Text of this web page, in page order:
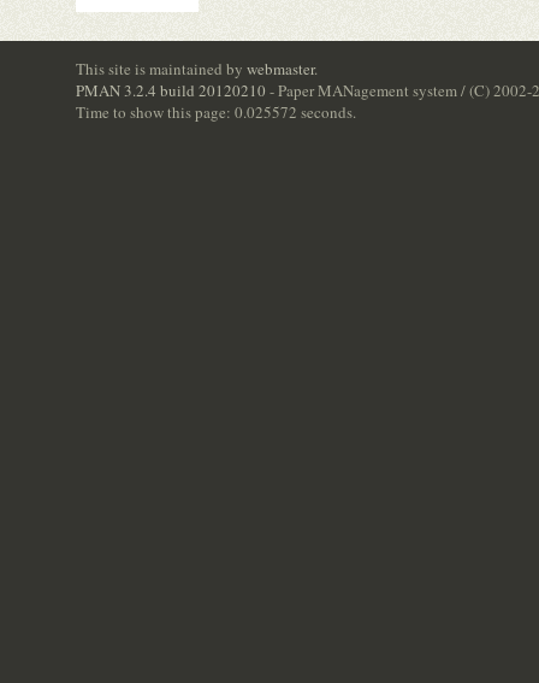
This site is maintained by webmaster.
PMAN 3.2.4 build 20120210 - Paper MANagement system / (C)
Time to show this page: 0.025572 seconds.